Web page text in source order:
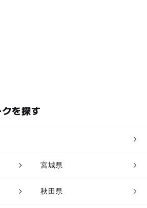
を探す
宮城県
秋田県